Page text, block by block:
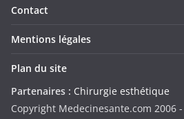
Contact
Mentions légales
Plan du site
Partenaires : Chirurgie esthétique
Copyright Medecinesante.com 2006 -